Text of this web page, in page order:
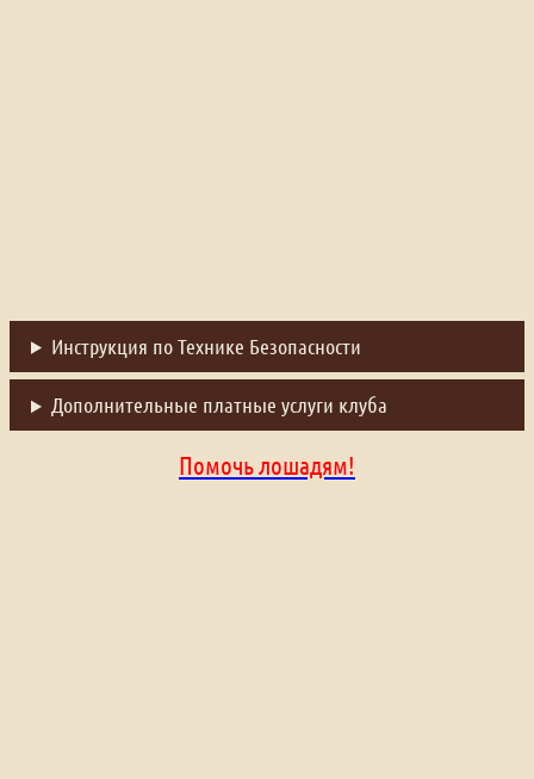
Инструкция по Технике Безопасности
Дополнительные платные услуги клуба
Помочь лошадям!